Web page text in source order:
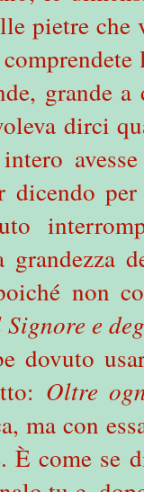
pietre che
grande
dirci
dicendo
grandezza
non
Signore e
dovuto
Oltre
ma con
È come se